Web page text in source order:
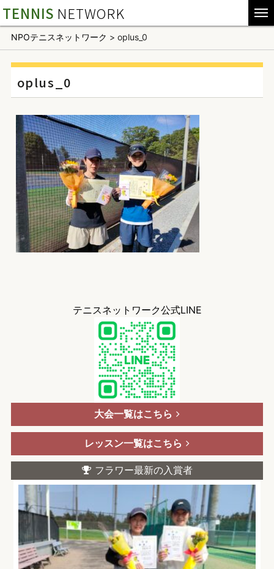
TENNIS NETWORK
NPOテニスネットワーク > oplus_0
oplus_0
テニスネットワーク公式LINE
大会一覧はこちら
レッスン一覧はこちら
フラワー最新の入賞者